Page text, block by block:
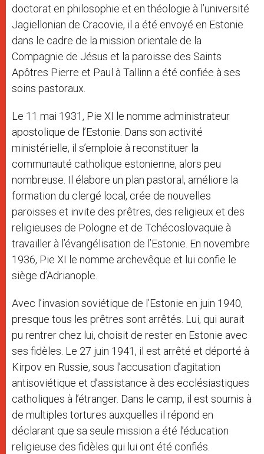
doctorat en philosophie et en théologie à l’université
Jagiellonian de Cracovie, il a été envoyé en Estonie
dans le cadre de la mission orientale de la
Compagnie de Jésus et la paroisse des Saints
Apôtres Pierre et Paul à Tallinn a été confiée à ses
soins pastoraux.
Le 11 mai 1931, Pie XI le nomme administrateur
apostolique de l’Estonie. Dans son activité
ministérielle, il s’emploie à reconstituer la
communauté catholique estonienne, alors peu
nombreuse. Il élabore un plan pastoral, améliore la
formation du clergé local, crée de nouvelles
paroisses et invite des prêtres, des religieux et des
religieuses de Pologne et de Tchécoslovaquie à
travailler à l’évangélisation de l’Estonie. En novembre
1936, Pie XI le nomme archevêque et lui confie le
siège d’Adrianople.
Avec l’invasion soviétique de l’Estonie en juin 1940,
presque tous les prêtres sont arrêtés. Lui, qui aurait
pu rentrer chez lui, choisit de rester en Estonie avec
ses fidèles. Le 27 juin 1941, il est arrêté et déporté à
Kirpov en Russie, sous l’accusation d’agitation
antisoviétique et d’assistance à des ecclésiastiques
catholiques à l’étranger. Dans le camp, il est soumis à
de multiples tortures auxquelles il répond en
déclarant que sa seule mission a été l’éducation
religieuse des fidèles qui lui ont été confiés.